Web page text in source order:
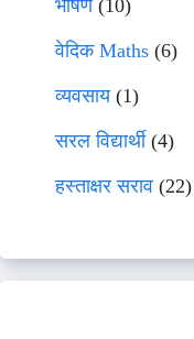
भाषणे(10)
वेदिक Maths (6)
व्यवसाय(1)
सरल विद्यार्थी(4)
हस्ताक्षर सराव (22)